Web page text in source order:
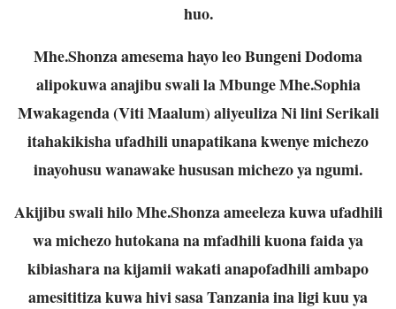
huo.
Mhe.Shonza amesema hayo leo Bungeni Dodoma
alipokuwa anajibu swali la Mbunge Mhe.Sophia
Mwakagenda (Viti Maalum) aliyeuliza Ni lini Serikali
itahakikisha ufadhili unapatikana kwenye michezo
inayohusu wanawake hususan michezo ya ngumi.
Akijibu swali hilo Mhe.Shonza ameeleza kuwa ufadhili
wa michezo hutokana na mfadhili kuona faida ya
kibiashara na kijamii wakati anapofadhili ambapo
amesititiza kuwa hivi sasa Tanzania ina ligi kuu ya